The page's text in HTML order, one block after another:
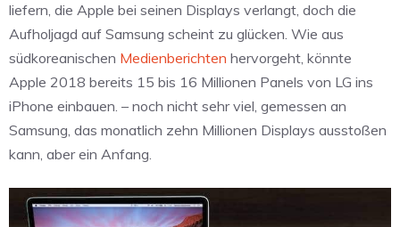
liefern, die Apple bei seinen Displays verlangt, doch die
Aufholjagd auf Samsung scheint zu glücken. Wie aus
südkoreanischen Medienberichten hervorgeht, könnte
Apple 2018 bereits 15 bis 16 Millionen Panels von LG ins
iPhone einbauen. – noch nicht sehr viel, gemessen an
Samsung, das monatlich zehn Millionen Displays ausstoßen
kann, aber ein Anfang.